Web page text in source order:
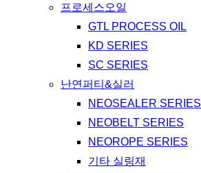
프로세스오일
GTL PROCESS OIL
KD SERIES
SC SERIES
난연퍼티&실러
NEOSEALER SERIES
NEOBELT SERIES
NEOROPE SERIES
기타 실링재